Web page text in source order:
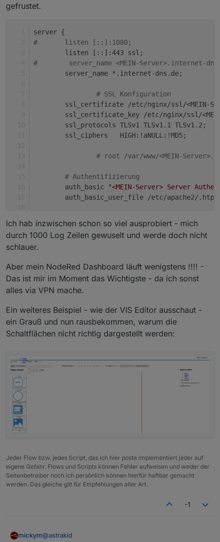
gefrustet.
server {
#	listen [::]:1080;
	listen [::]:443 ssl;
#        server_name <MEIN-Server>.internet-
        server_name *.internet-dns.de;
# SSL Konfiguration
ssl_certificate /etc/nginx/ssl/<MEIN-
ssl_certificate_key /etc/nginx/ssl/
        ssl_protocols TLSv1 TLSv1.1 TLSv1.2;
        ssl_ciphers   HIGH:!aNULL:!MD5;
# root /var/www/<MEIN-
# Authentifizierung
	auth_basic
"<MEIN-Server> Server
auth_basic_user_file /etc/apache2/
        proxy_http_version 1.1;
        proxy_set_header Upgrade
$http_upgrade
        proxy_set_header Connection
	proxy_set_header X-Real-IP
$remote_addr
# ------------------------------------
# ------------------------------------
        proxy_cache off;
(
			}
if ($http_referer ~
rewrite ^/
			}
rewrite ^/
Ich hab inzwischen schon so viel ausprobiert - mich
durch 1000 Log Zeilen gewuselt und werde doch nicht
schlauer.
Aber mein NodeRed Dashboard läuft wenigstens !!!! -
Das ist mir im Moment das Wichtigste - da ich sonst
alles via VPN mache.
Ein weiteres Beispiel - wie der VIS Editor ausschaut -
ein Grauß und nun rausbekommen, warum die
Schaltflächen nicht richtig dargestellt werden:
Jeder Flow bzw. jedes Script, das ich hier poste implementiert jeder auf
eigene Gefahr. Flows und Scripts können Fehler aufweisen und weder der
Seitenbetreiber noch ich persönlich können hierfür haftbar gemacht
werden. Das gleiche gilt für Empfehlungen aller Art.
-1
mickym@astrakid